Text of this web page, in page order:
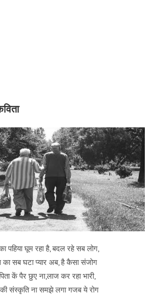
पहिया घूम रहा है, बदल रहे सब लोग,
सब घटा प्यार अब, है कैसा संजोग
कें पैर छुए ना,लाज कर रहा भारी,
संस्कृति ना समझे लगा गजब ये रोग